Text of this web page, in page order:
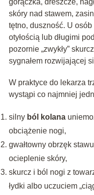
gorączka, dreszcze,
skóry nad stawem,
tętno, duszność. U
otyłością lub długimi
pozornie „zwykły”
sygnałem rozwijającej
W praktyce do lekarza
wystąpi co najmniej
silny ból kolana
obciążenie nogi,
gwałtowny obrzęk
ocieplenie skóry,
skurcz i ból nogi z
łydki albo uczuciem